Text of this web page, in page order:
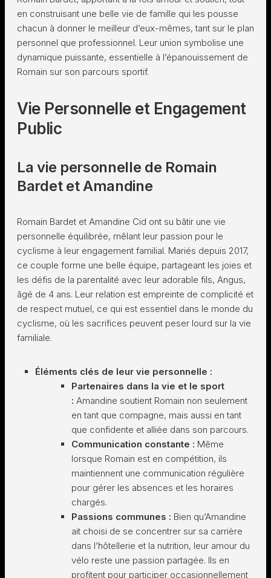
en construisant une belle vie de famille qui les pousse
chacun à donner le meilleur d’eux-mêmes, tant sur le plan
personnel que professionnel. Leur union symbolise une
dynamique puissante, essentielle à l’épanouissement de
Romain sur son parcours sportif.
Vie Personnelle et Engagement
Public
La vie personnelle de Romain
Bardet et Amandine
Romain Bardet et Amandine Cid ont su bâtir une vie
personnelle équilibrée, mêlant leur passion pour le
cyclisme à leur engagement familial. Mariés depuis 2017,
ce couple forme une belle équipe, partageant les joies et
les défis de la parentalité avec leur adorable fils, Angus,
âgé de 4 ans. Leur relation est empreinte de complicité et
de respect mutuel, ce qui est essentiel dans le monde du
cyclisme, où les sacrifices peuvent peser lourd sur la vie
familiale.
Éléments clés de leur vie personnelle :
Partenaires dans la vie et le sport
: Amandine soutient Romain non seulement
en tant que compagne, mais aussi en tant
que confidente et alliée dans son parcours.
Communication constante : Même
lorsque Romain est en compétition, ils
maintiennent une communication régulière
pour gérer les absences et les horaires
chargés.
Passions communes : Bien qu’Amandine
ait choisi de se concentrer sur sa carrière
dans l’hôtellerie et la nutrition, leur amour du
vélo reste une passion partagée. Ils en
profitent pour participer occasionnellement